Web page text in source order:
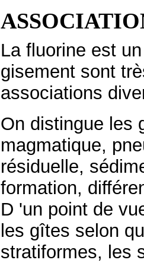
La fluorine est
gisement sont
associations
On distingue les
magmatique,
résiduelle,
formation,
D 'un point de
les gîtes selon
stratiformes, les